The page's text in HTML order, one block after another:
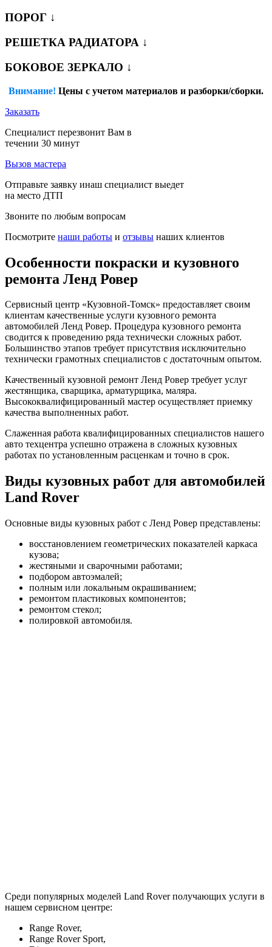
ПОРОГ ↓
РЕШЕТКА РАДИАТОРА ↓
БОКОВОЕ ЗЕРКАЛО ↓
Внимание! Цены с учетом материалов и разборки/сборки.
Заказать
Специалист перезвонит Вам в
течении 30 минут
Вызов мастера
Отправьте заявку инаш специалист выедет
на место ДТП
Звоните по любым вопросам
Посмотрите наши работы и отзывы наших клиентов
Особенности покраски и кузовного
ремонта Ленд Ровер
Сервисный центр «Кузовной-Томск» предоставляет своим
клиентам качественные услуги кузовного ремонта
автомобилей Ленд Ровер. Процедура кузовного ремонта
сводится к проведению ряда технически сложных работ.
Большинство этапов требует присутствия исключительно
технически грамотных специалистов с достаточным опытом.
Качественный кузовной ремонт Ленд Ровер требует услуг
жестянщика, сварщика, арматурщика, маляра.
Высококвалифицированный мастер осуществляет приемку
качества выполненных работ.
Слаженная работа квалифицированных специалистов нашего
авто техцентра успешно отражена в сложных кузовных
работах по установленным расценкам и точно в срок.
Виды кузовных работ для автомобилей
Land Rover
Основные виды кузовных работ с Ленд Ровер представлены:
восстановлением геометрических показателей каркаса
кузова;
жестяными и сварочными работами;
подбором автоэмалей;
полным или локальным окрашиванием;
ремонтом пластиковых компонентов;
ремонтом стекол;
полировкой автомобиля.
Среди популярных моделей Land Rover получающих услуги в
нашем сервисном центре:
Range Rover,
Range Rover Sport,